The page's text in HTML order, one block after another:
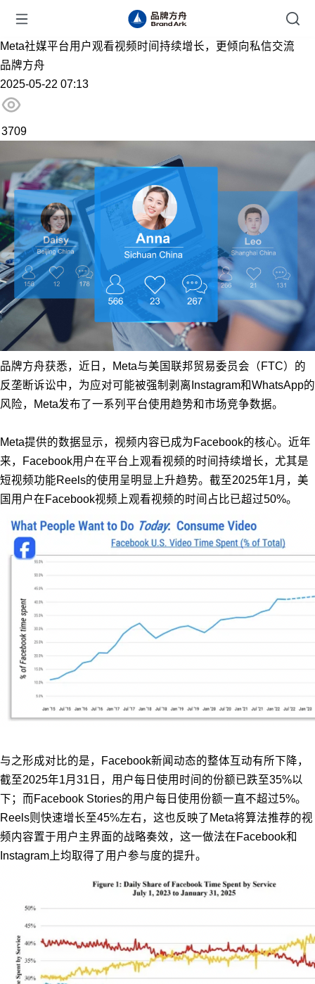
Meta社媒平台用户观看视频时间持续增长，更倾向私信交流
品牌方舟
2025-05-22 07:13
3709
品牌方舟获悉，近日，Meta与美国联邦贸易委员会（FTC）的
反垄断诉讼中，为应对可能被强制剥离Instagram和WhatsApp的
风险，Meta发布了一系列平台使用趋势和市场竞争数据。
Meta提供的数据显示，视频内容已成为Facebook的核心。近年
来，Facebook用户在平台上观看视频的时间持续增长，尤其是
短视频功能Reels的使用呈明显上升趋势。截至2025年1月，美
国用户在Facebook视频上观看视频的时间占比已超过50%。
与之形成对比的是，Facebook新闻动态的整体互动有所下降，
截至2025年1月31日，用户每日使用时间的份额已跌至35%以
下；而Facebook Stories的用户每日使用份额一直不超过5%。
Reels则快速增长至45%左右，这也反映了Meta将算法推荐的视
频内容置于用户主界面的战略奏效，这一做法在Facebook和
Instagram上均取得了用户参与度的提升。